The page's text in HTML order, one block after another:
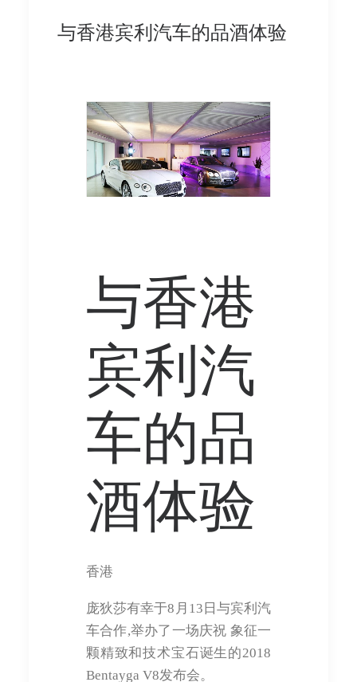
与香港宾利汽车的品酒体验
与香港
宾利汽
车的品
酒体验
香港
庞狄莎有幸于8月13日与宾利汽
车合作,举办了一场庆祝 象征一
颗精致和技术宝石诞生的2018
Bentayga V8发布会。